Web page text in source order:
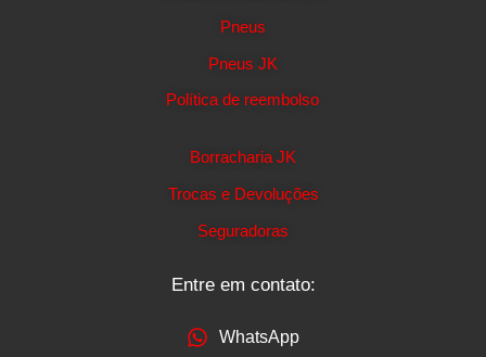
Pneus
Pneus JK
Política de reembolso
Borracharia JK
Trocas e Devoluções
Seguradoras
Entre em contato:
WhatsApp